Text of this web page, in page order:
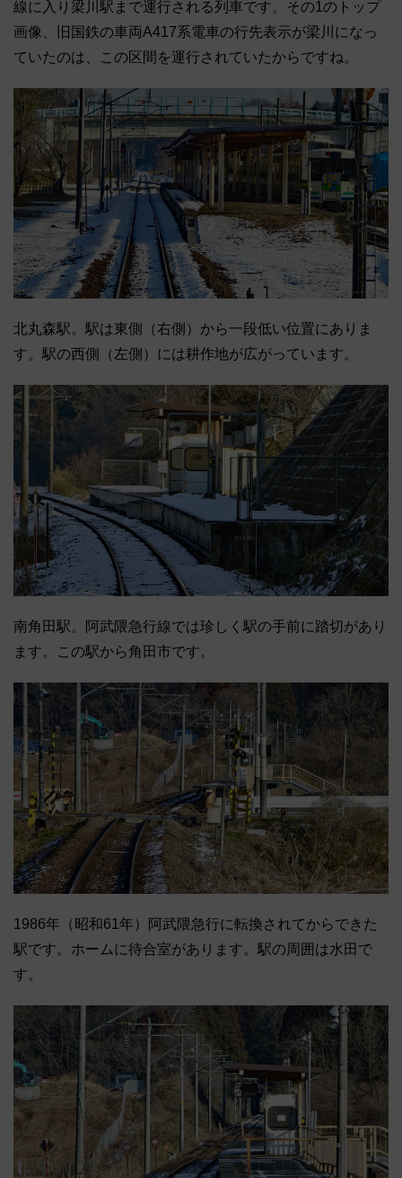
線に入り梁川駅まで運行される列車です。その1のトップ
画像、旧国鉄の車両A417系電車の行先表示が梁川になっ
ていたのは、この区間を運行されていたからですね。
北丸森駅。駅は東側（右側）から一段低い位置にありま
す。駅の西側（左側）には耕作地が広がっています。
南角田駅。阿武隈急行線では珍しく駅の手前に踏切があり
ます。この駅から角田市です。
1986年（昭和61年）阿武隈急行に転換されてからできた
駅です。ホームに待合室があります。駅の周囲は水田で
す。